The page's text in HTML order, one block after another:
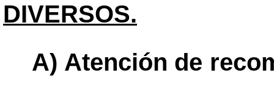
DIVERSOS.
A) Atención de